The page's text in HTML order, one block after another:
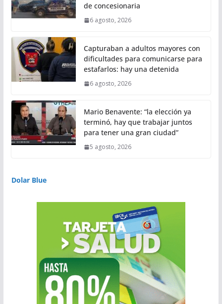
de concesionaria
6 agosto, 2026
Capturaban a adultos mayores con
dificultades para comunicarse para
estafarlos: hay una detenida
6 agosto, 2026
Mario Benavente: “la elección ya
terminó, hay que trabajar juntos
para tener una gran ciudad”
5 agosto, 2026
Dolar Blue